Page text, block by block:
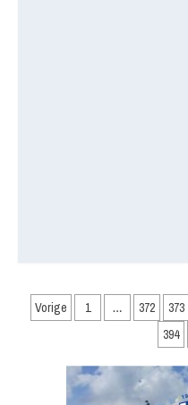
Berichten
Vorige 1 … 372 373
394